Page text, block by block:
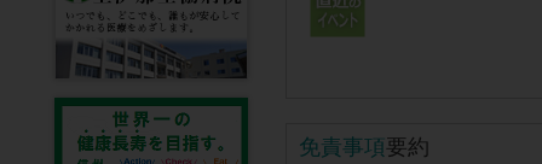
免責事項要約